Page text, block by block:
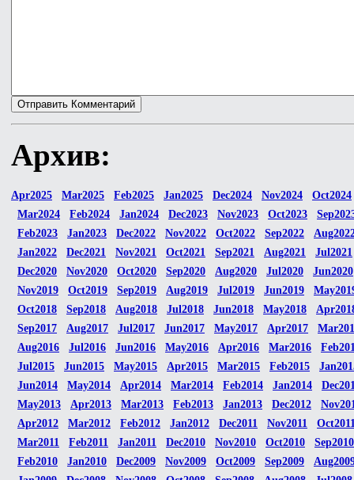
Архив:
Apr2025 Mar2025 Feb2025 Jan2025 Dec2024 Nov2024
Oct2024
Mar2024
Feb2024 Jan2024 Dec2023 Nov2023 Oct2023
Feb2023
Jan2023 Dec2022 Nov2022 Oct2022 Sep2022
Jan2022
Dec2021 Nov2021 Oct2021 Sep2021 Aug2021
Jul2021
Dec2020
Nov2020 Oct2020 Sep2020 Aug2020 Jul2020
Jun2020
Nov2019
Oct2019 Sep2019 Aug2019 Jul2019 Jun2019
Oct2018
Sep2018 Aug2018 Jul2018 Jun2018 May2018
Sep2017
Aug2017 Jul2017 Jun2017 May2017 Apr2017
Aug2016
Jul2016 Jun2016 May2016 Apr2016 Mar2016
Jul2015
Jun2015 May2015 Apr2015 Mar2015 Feb2015
Jun2014
May2014 Apr2014 Mar2014 Feb2014 Jan2014
May2013
Apr2013 Mar2013 Feb2013 Jan2013 Dec2012
Apr2012
Mar2012 Feb2012 Jan2012 Dec2011 Nov2011
Mar2011
Feb2011 Jan2011 Dec2010 Nov2010 Oct2010
Sep2010
Feb2010
Jan2010 Dec2009 Nov2009 Oct2009 Sep2009